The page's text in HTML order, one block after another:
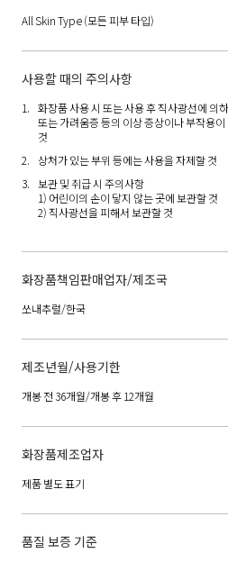
All Skin Type(모든 피부 타입)
사용할 때의 주의사항
화장품 사용 시 또는 사용 후 직사광선에 의
또는 가려움증 등의 이상 증상이나 부작용
것
상처가 있는 부위 등에는 사용을 자제할 것
보관 및 취급 시 주의사항
1) 어린이의 손이 닿지 않는 곳에 보관할 것
2) 직사광선을 피해서 보관할 것
화장품책임판매업자/제조국
쏘내추럴/한국
제조년월/사용기한
개봉 전 36개월/개봉 후 12개월
화장품제조업자
제품 별도 표기
품질 보증 기준